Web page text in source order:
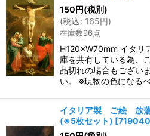
150円(税別)
(税込: 165円)
在庫数96点
H120×W70mm イタリ
庫を共有している為、
品切れの場合もござい
い。 ※現物の色になる
イタリア製 ご絵 放
(※5枚セット) [